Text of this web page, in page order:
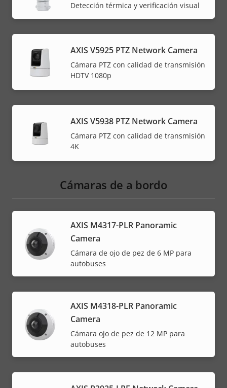
Detección térmica y verificación visual
AXIS V5925 PTZ Network Camera
Cámara PTZ con calidad de transmisión
HDTV 1080p
AXIS V5938 PTZ Network Camera
Cámara PTZ con calidad de transmisión
4K
Cámaras de a bordo
AXIS M4317-PLR Panoramic
Camera
Cámara de ojo de pez de 6 MP para
autobuses
AXIS M4318-PLR Panoramic
Camera
Cámara ojo de pez de 12 MP para
autobuses